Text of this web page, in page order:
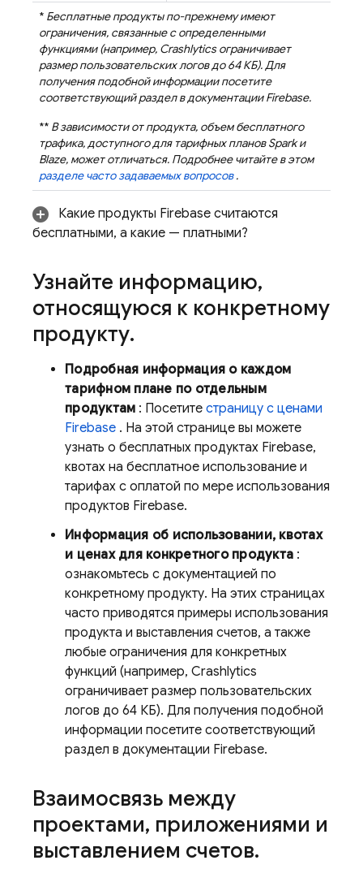
* Бесплатные продукты по-прежнему имеют
ограничения, связанные с определенными
функциями (например, Crashlyticsограничивает
размер пользовательских логов до 64 КБ). Для
получения подобной информации посетите
соответствующий раздел в документации Firebase.
** В зависимости от продукта, объем бесплатного
трафика, доступного для тарифных планов Spark и
Blaze, может отличаться. Подробнее читайте в этом
разделе часто задаваемых вопросов.
Какие продукты Firebase считаются
бесплатными, а какие — платными?
Узнайте информацию,
относящуюся к конкретному
продукту.
Подробная информация о каждом
тарифном плане по отдельным
продуктам : Посетитестраницу с ценами
Firebase . На этой странице вы можете
узнать о бесплатных продуктах Firebase,
квотах на бесплатное использование и
тарифах с оплатой по мере использования
продуктов Firebase.
Информация об использовании, квотах
и ​​ценах для конкретного продукта :
ознакомьтесь с документацией по
конкретному продукту. На этих страницах
часто приводятся примеры использования
продукта и выставления счетов, а также
любые ограничения для конкретных
функций (например, Crashlytics
ограничивает размер пользовательских
логов до 64 КБ). Для получения подобной
информации посетите соответствующий
раздел в документации Firebase.
Взаимосвязь между
проектами, приложениями и
выставлением счетов.